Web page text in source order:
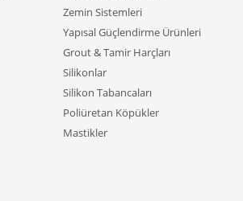
Zemin Sistemleri
Yapısal Güçlendirme Ürünleri
Grout & Tamir Harçları
Silikonlar
Silikon Tabancaları
Poliüretan Köpükler
Mastikler